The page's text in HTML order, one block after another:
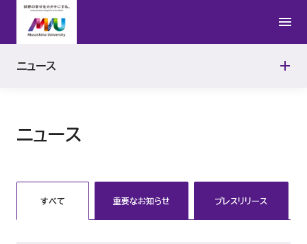
ニュース
すべて 重要なお知らせ プレスリリース
ニュース
2016年
2015年